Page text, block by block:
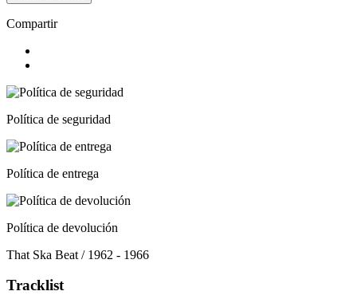
Compartir
Política de seguridad
Política de entrega
Política de devolución
That Ska Beat / 1962 - 1966
Tracklist